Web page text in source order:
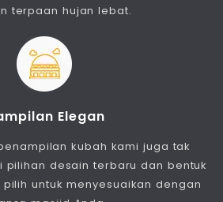
terpaan hujan lebat.
Elegan
kubah kami juga tak
desain terbaru dan bentuk
untuk menyesuaikan dengan